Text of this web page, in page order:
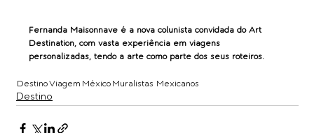
Fernanda Maisonnave é a nova colunista convidada do Art
Destination, com vasta experiência em viagens
personalizadas, tendo a arte como parte dos seus roteiros.
DestinoViagem México Muralistas Mexicanos
Destino